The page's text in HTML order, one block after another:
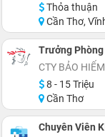
Thỏa thuận
Cần Thơ, Vĩnh Long,
Trưởng Phòng
CTY BẢO
8 - 15 Triệu
Cần Thơ
Chuyên Viên